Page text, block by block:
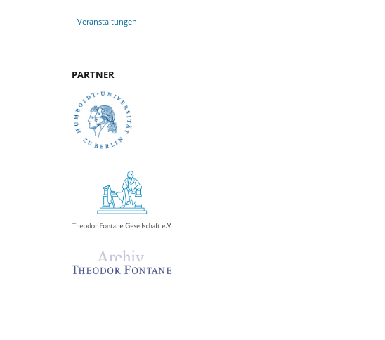
Veranstaltungen
PARTNER